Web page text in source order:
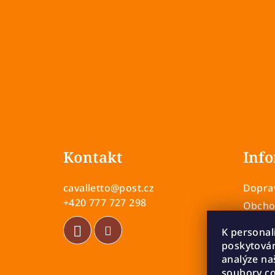
K
analýze
Kontakt
cavalletto@post.cz
+420 777 727 298